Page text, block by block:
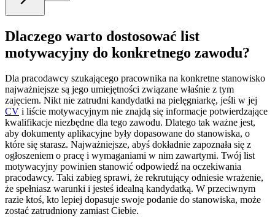
Dlaczego warto dostosować list
motywacyjny do konkretnego zawodu?
Dla pracodawcy szukającego pracownika na konkretne stanowisko
najważniejsze są jego umiejętności związane właśnie z tym
zajęciem. Nikt nie zatrudni kandydatki na pielęgniarkę, jeśli w jej
CV i liście motywacyjnym nie znajdą się informacje potwierdzające
kwalifikacje niezbędne dla tego zawodu. Dlatego tak ważne jest,
aby dokumenty aplikacyjne były dopasowane do stanowiska, o
które się starasz. Najważniejsze, abyś dokładnie zapoznała się z
ogłoszeniem o pracę i wymaganiami w nim zawartymi. Twój list
motywacyjny powinien stanowić odpowiedź na oczekiwania
pracodawcy. Taki zabieg sprawi, że rekrutujący odniesie wrażenie,
że spełniasz warunki i jesteś idealną kandydatką. W przeciwnym
razie ktoś, kto lepiej dopasuje swoje podanie do stanowiska, może
zostać zatrudniony zamiast Ciebie.